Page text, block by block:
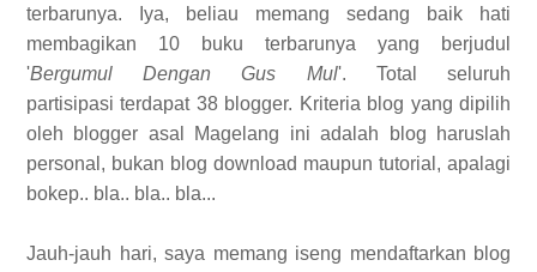
terbarunya. Iya, beliau memang sedang baik hati
membagikan 10 buku terbarunya yang berjudul
'Bergumul Dengan Gus Mul'. Total seluruh
partisipasi terdapat 38 blogger. Kriteria blog yang dipilih
oleh blogger asal Magelang ini adalah blog haruslah
personal, bukan blog download maupun tutorial, apalagi
bokep.. bla.. bla.. bla...
Jauh-jauh hari, saya memang iseng mendaftarkan blog